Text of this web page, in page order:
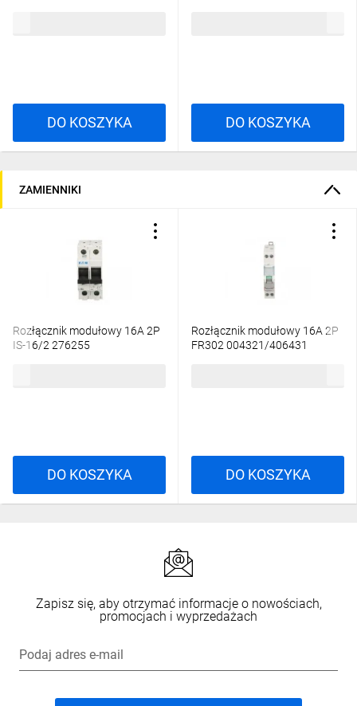
DO KOSZYKA DO KOSZYKA
ZAMIENNIKI
Rozłącznik modułowy 16A 2P
IS-16/2 276255
DO KOSZYKA
Rozłącznik modułowy 16A 2P
FR302 004321/406431
DO KOSZYKA
Zapisz się, aby otrzymać informacje o nowościach,
promocjach i wyprzedażach
Podaj adres e-mail